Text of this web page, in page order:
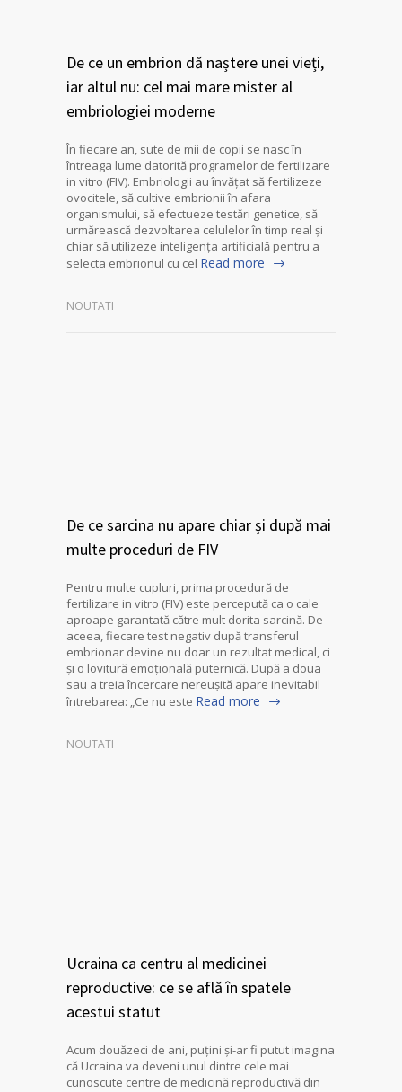
De ce un embrion dă naștere unei vieți,
iar altul nu: cel mai mare mister al
embriologiei moderne
În fiecare an, sute de mii de copii se nasc în
întreaga lume datorită programelor de fertilizare
in vitro (FIV). Embriologii au învățat să fertilizeze
ovocitele, să cultive embrionii în afara
organismului, să efectueze testări genetice, să
urmărească dezvoltarea celulelor în timp real și
chiar să utilizeze inteligența artificială pentru a
selecta embrionul cu cel Read more
NOUTATI
De ce sarcina nu apare chiar și după mai
multe proceduri de FIV
Pentru multe cupluri, prima procedură de
fertilizare in vitro (FIV) este percepută ca o cale
aproape garantată către mult dorita sarcină. De
aceea, fiecare test negativ după transferul
embrionar devine nu doar un rezultat medical, ci
și o lovitură emoțională puternică. După a doua
sau a treia încercare nereușită apare inevitabil
întrebarea: „Ce nu este Read more
NOUTATI
Ucraina ca centru al medicinei
reproductive: ce se află în spatele
acestui statut
Acum douăzeci de ani, puțini și-ar fi putut imagina
că Ucraina va deveni unul dintre cele mai
cunoscute centre de medicină reproductivă din